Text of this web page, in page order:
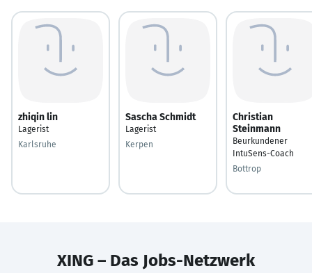
zhiqin lin
Lagerist
Karlsruhe
Sascha Schmidt
Lagerist
Kerpen
Christian
Steinmann
Beurkundener
IntuSens-Coach
Bottrop
XING – Das Jobs-Netzwerk